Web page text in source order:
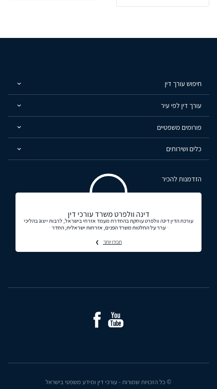
חיפוש עורך דין
עורך דין לפי עיר
פורומים משפטיים
כלים ושירותים
הזדמנות להכיר
דינה וולפרט משרד עורכי דין
עורכת הדין דינה וולפרט עוסקת בהסדרת מעמד אזרחי בישראל, לרבות ייצוג בהליכי
ערר על החלטות משרד הפנים, אזרחות ישראלית, הסדר
תכירו יותר
© כל הזכויות שמורות - עורכי דין ומידע משפטי בישראל